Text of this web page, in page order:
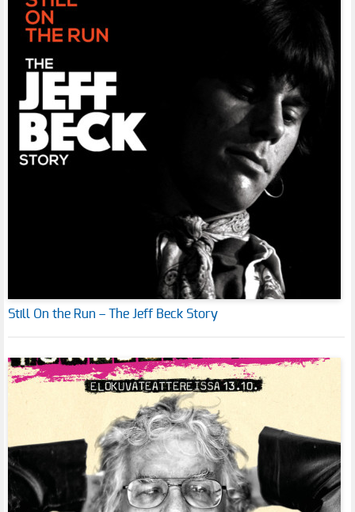
Still On the Run – The Jeff Beck Story